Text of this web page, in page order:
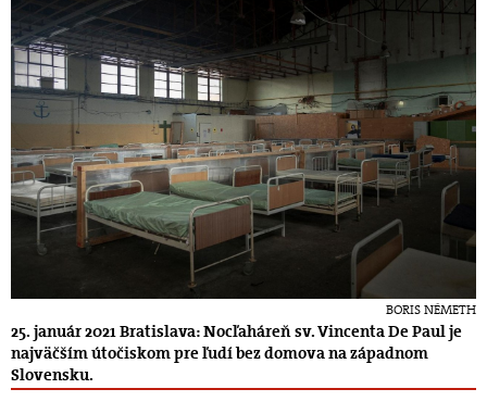
BORIS NÉMETH
25. január 2021 Bratislava: Nocľaháreň sv. Vincenta De Paul je
najväčším útočiskom pre ľudí bez domova na západnom
Slovensku.